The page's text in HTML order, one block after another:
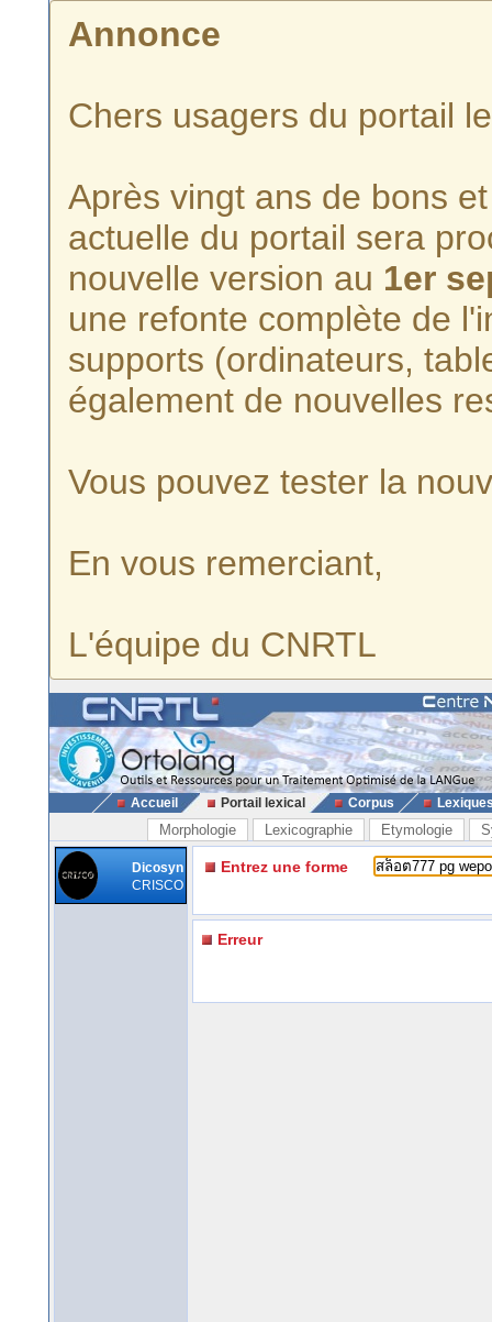
Annonce
Chers usagers du portail
Après vingt ans de bons
actuelle du portail sera
nouvelle version au 1er
une refonte complète de
supports (ordinateurs,
également de nouvelles
Vous pouvez tester la
En vous remerciant,
L'équipe du CNRTL
Accueil Portail lexical Corpus
Morphologie Lexicographie Etymologie
Dicosyn
CRISCO
Entrez une forme
Erreur